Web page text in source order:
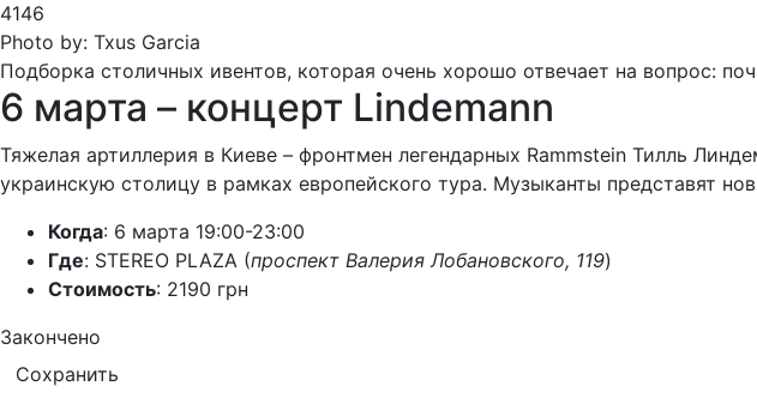
4146
Photo by: Txus Garcia
Подборка столичных ивентов, которая очень хорошо отвечает на вопрос:
6 марта – концерт Lindemann
Тяжелая артиллерия в Киеве – фронтмен легендарных Rammstein Тилль
украинскую столицу в рамках европейского тура. Музыканты представят
Когда: 6 марта 19:00-23:00
Где: STEREO PLAZA (проспект Валерия Лобановского, 119)
Стоимость: 2190 грн
Закончено
Сохранить